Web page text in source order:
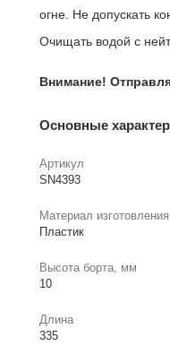
огне. Не допускать
Очищать водой с
Внимание!
Основные
Артикул
SN4393
Материал изготовления
Пластик
Высота борта, мм
10
Длина
335